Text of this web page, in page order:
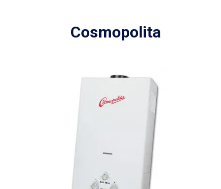
Cosmopolita